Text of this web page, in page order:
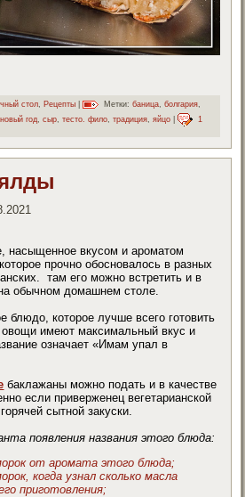
стол, Рецепты Метки: баница,болгария,
,новый год ,сыр ,тесто. фило ,традиция ,яйцо |
1
насыщенное вкусом и ароматом
прочно обосновалось в разных
там его можно встретить и в
обычном домашнем столе.
блюдо, которое лучше всего готовить
овощи имеют максимальный вкус и
означает «Имам упал в
баклажаны можно подать и в качестве
если приверженец вегетарианской
сытной закуски.
появления названия этого блюда:
от аромата этого блюда;
когда узнал сколько масла
приготовления;